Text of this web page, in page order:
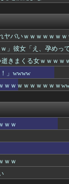
のを販売してしまう
くっきり過ぎて炎...
人すぎると話題に
出てない
てしまう
発覚
ｗｗｗｗｗｗｗｗｗ
ぎるｗｗｗwｗｗｗｗ
！
婦の寝室で生中出し
まう奴wwwww
のに！」
道局との合コンを...
ヤバいｗｗｗｗｗｗｗ
」彼女「え、孕めっ
きまくる女ｗｗｗｗ
」wwww
ｗｗｗｗｗｗｗｗｗ
ｗｗ
ｗｗ